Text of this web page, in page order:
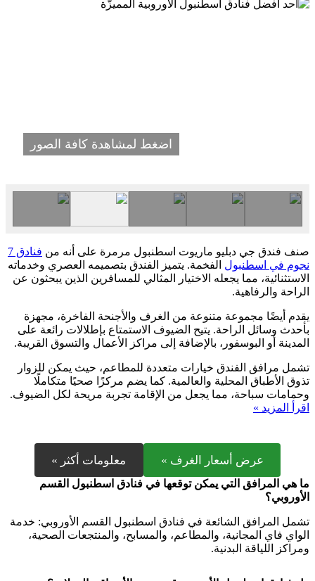
اضغط لمشاهدة كافة الصور
صنف فندق جي دبليو ماريوت اسطنبول مرمرة على أنه من
فنادق 7
نجوم في اسطنبول الفخمة. يتميز الفندق بتصميمه العصري وخدماته
الاستثنائية، مما يجعله الاختيار المثالي للمسافرين الذين يبحثون عن
الراحة والرفاهية.
يقدم أيضًا مجموعة متنوعة من الغرف والأجنحة الفاخرة، مجهزة
بأحدث وسائل الراحة. يتيح الضيوف الاستمتاع بإطلالات رائعة على
المدينة أو البوسفور، بالإضافة إلى مراكز الأعمال والتسوق القريبة.
تشمل مرافق الفندق خيارات متعددة للمطاعم، حيث يمكن للزوار
تذوق الأطباق المحلية والعالمية. كما يضم مركزًا صحيًا متكاملًا
وحمامات سباحة، مما يجعل من الإقامة تجربة مريحة لكل الضيوف.
اقرأ المزيد »
عرض أسعار الغرف » معلومات أكثر »
ما هي المرافق التي يمكن توقعها في فنادق اسطنبول القسم
الأوروبي؟
تشمل المرافق الشائعة في فنادق اسطنبول القسم الأوروبي: خدمة
الواي فاي المجانية، والمطاعم، والمسابح، والمنتجعات الصحية،
ومراكز اللياقة البدنية.